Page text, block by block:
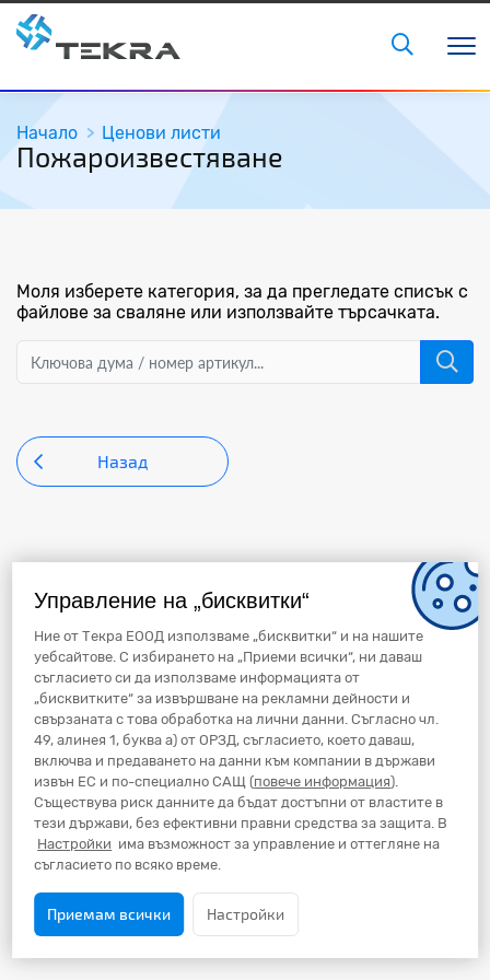
Управление на „бисквитки“
Ние от Текра ЕООД използваме „бисквитки“ и на нашите
уебсайтове. С избирането на „Приеми всички“, ни даваш
съгласието си да използваме информацията от
„бисквитките“ за извършване на рекламни дейности и
свързаната с това обработка на лични данни. Съгласно чл.
49, алинея 1, буква а) от ОРЗД, съгласието, което даваш,
включва и предаването на данни към компании в държави
извън ЕС и по-специално САЩ (повече информация).
Съществува риск данните да бъдат достъпни от властите в
тези държави, без ефективни правни средства за защита. В
Настройки има възможност за управление и оттегляне на
съгласието по всяко време.
Приемам всички Настройки
Начало Ценови листи
Пожароизвестяване
Моля изберете категория, за да прегледате списък с
файлове за сваляне или използвайте търсачката.
Назад
Ценова листа – Пожароизвестяване и Газ
Формат
pdf
Размер
10.6 MB